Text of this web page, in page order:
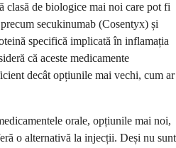
de biologice mai noi care pot fi
secukinumab (Cosentyx) și
specifică implicată în inflamația
că aceste medicamente
decât opțiunile mai vechi, cum ar
orale, opțiunile mai noi,
o alternativă la injecții. Deși nu sunt